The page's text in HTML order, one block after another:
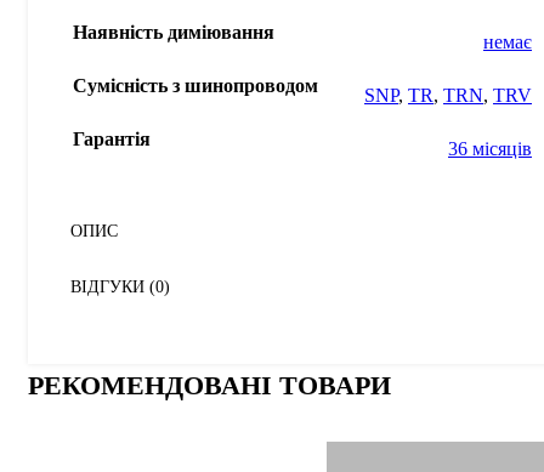
Наявність диміювання немає
Сумісність з шинопроводом SNP, TR, TRN, TRV
Гарантія 36 місяців
ОПИС
ВІДГУКИ (0)
РЕКОМЕНДОВАНІ ТОВАРИ